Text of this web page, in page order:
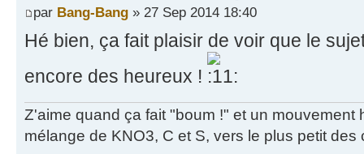
par Bang-Bang » 27 Sep 2014 18:40
Hé bien, ça fait plaisir de voir que le
encore des heureux !
Z'aime quand ça fait "boum !" et un mouvement
mélange de KNO3, C et S, vers le plus petit